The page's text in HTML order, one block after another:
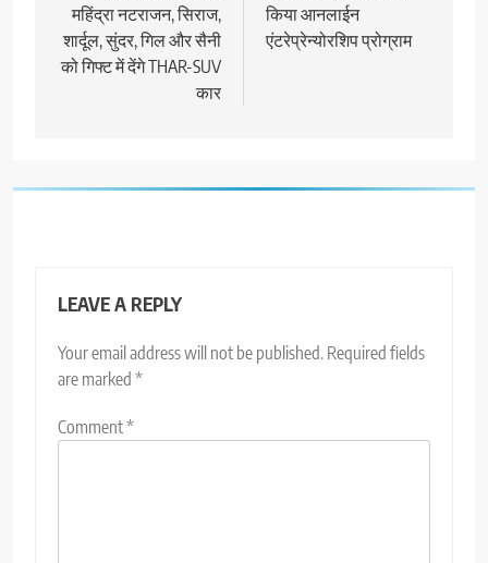
महिंद्रा नटराजन, सिराज,
शार्दूल, सुंदर, गिल और सैनी
को गिफ्ट में देंगे THAR-SUV
कार
किया आनलाईन
एंटरेप्रेन्योरशिप प्रोग्राम
LEAVE A REPLY
Your email address will not be published. Required fields
are marked *
Comment*